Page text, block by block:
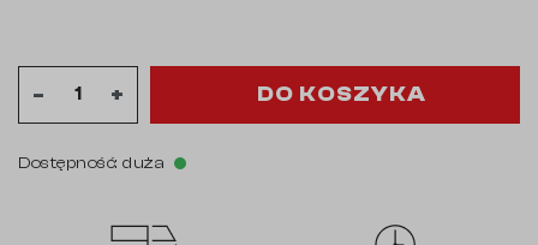
Dostępność: duża
- + DO KOSZYKA